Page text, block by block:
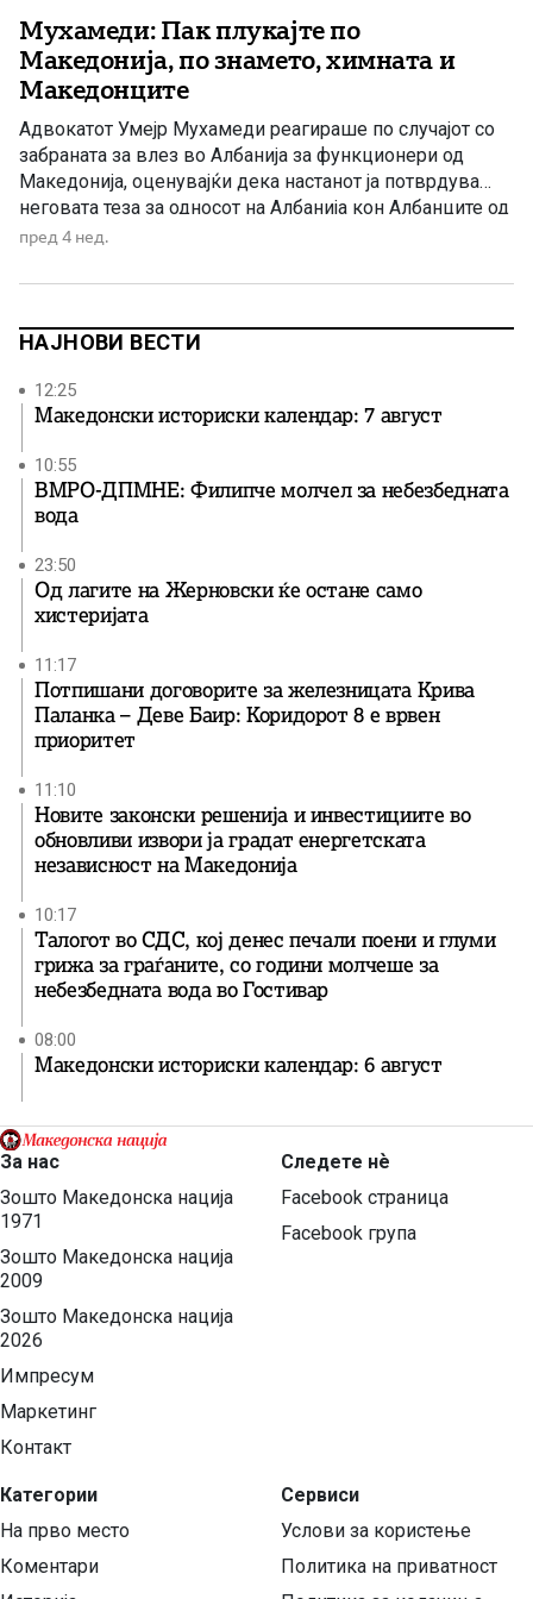
Мухамеди: Пак плукајте по
Македонија, по знамето, химната и
Македонците
Адвокатот Умејр Мухамеди реагираше по случајот со
забраната за влез во Албанија за функционери од
Македонија, оценувајќи дека настанот ја потврдува
неговата теза за односот на Албанија кон Албанците од
Македонија. Адвокатот Умејр Мухамеди реагираше по
Македонија од албанска етничка припадност, како и на
пред 4 нед.
НАЈНОВИ ВЕСТИ
12:25
Македонски историски календар: 7 август
10:55
ВМРО-ДПМНЕ: Филипче молчел за небезбедната
вода
23:50
Од лагите на Жерновски ќе остане само
хистеријата
11:17
Потпишани договорите за железницата Крива
Паланка – Деве Баир: Коридорот 8 е врвен
приоритет
11:10
Новите законски решенија и инвестициите во
обновливи извори ја градат енергетската
независност на Македонија
10:17
Талогот во СДС, кој денес печали поени и глуми
грижа за граѓаните, со години молчеше за
небезбедната вода во Гостивар
08:00
Македонски историски календар: 6 август
За нас
Зошто Македонска нација
1971
Зошто Македонска нација
2009
Зошто Македонска нација
2026
Импресум
Маркетинг
Контакт
Категории
На прво место
Коментари
Следете нѐ
Facebook страница
Facebook група
Сервиси
Услови за користење
Политика на приватност